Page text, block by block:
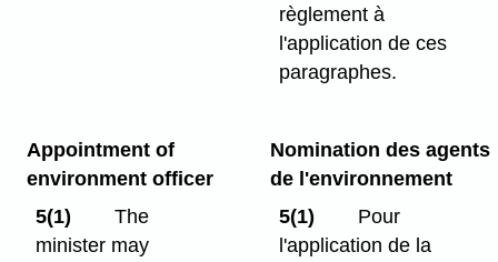
règlement à
l'application de ces
paragraphes.
Appointment of
environment officer
5(1)
The
minister may
Nomination des agents
de l'environnement
5(1)
Pour
l'application de la